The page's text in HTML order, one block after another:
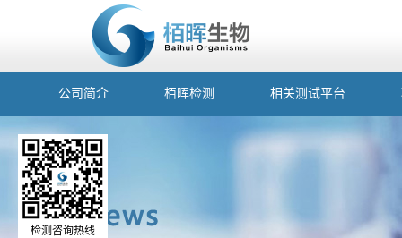
公司简介 栢晖检测 相关测试平台
检测咨询热线